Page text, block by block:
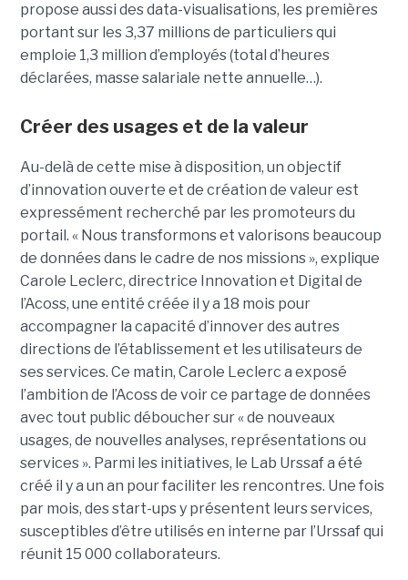
propose aussi des data-visualisations, les premières
portant sur les 3,37 millions de particuliers qui
emploie 1,3 million d’employés (total d’heures
déclarées, masse salariale nette annuelle…).
Créer des usages et de la valeur
Au-delà de cette mise à disposition, un objectif
d’innovation ouverte et de création de valeur est
expressément recherché par les promoteurs du
portail. « Nous transformons et valorisons beaucoup
de données dans le cadre de nos missions », explique
Carole Leclerc, directrice Innovation et Digital de
l’Acoss, une entité créée il y a 18 mois pour
accompagner la capacité d’innover des autres
directions de l’établissement et les utilisateurs de
ses services. Ce matin, Carole Leclerc a exposé
l’ambition de l’Acoss de voir ce partage de données
avec tout public déboucher sur « de nouveaux
usages, de nouvelles analyses, représentations ou
services ». Parmi les initiatives, le Lab Urssaf a été
créé il y a un an pour faciliter les rencontres. Une fois
par mois, des start-ups y présentent leurs services,
susceptibles d’être utilisés en interne par l’Urssaf qui
réunit 15 000 collaborateurs.